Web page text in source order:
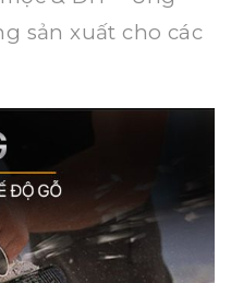
sản xuất cho các